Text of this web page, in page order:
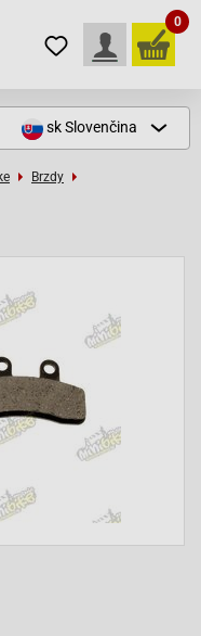
0
skSlovenčina
Brzdy